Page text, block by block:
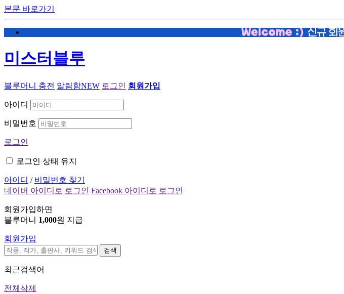
본문 바로가기
미스터블루
블루머니 충전 알림함NEW 로그인 회원가입
아이디
비밀번호
로그인
로그인 상태 유지
아이디 / 비밀번호 찾기
네이버 아이디로 로그인 Facebook 아이디로 로그인
회원가입하면
블루머니 1,000원 지급
회원가입
검색
최근검색어
전체삭제